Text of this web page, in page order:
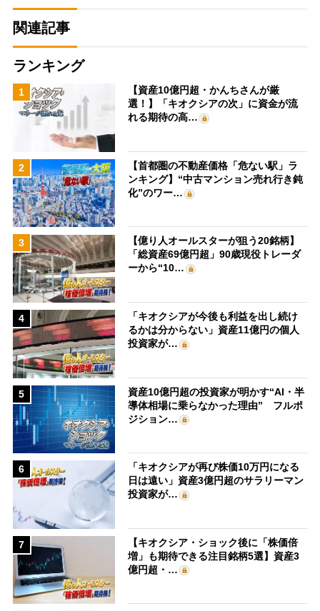
関連記事
ランキング
1
【資産10億円超・かんちさんが厳
選！】「キオクシアの次」に資金が流
れる期待の高…
2
【首都圏の不動産価格「危ない駅」ラ
ンキング】“中古マンション売れ行き鈍
化”のワー…
3
【億り人オールスターが狙う20銘柄】
「総資産69億円超」90歳現役トレーダ
ーから“10…
4
「キオクシアが今後も利益を出し続け
るかは分からない」資産11億円の個人
投資家が…
5
資産10億円超の投資家が明かす“AI・半
導体相場に乗らなかった理由” フルポ
ジション…
6
「キオクシアが再び株価10万円になる
日は遠い」資産3億円超のサラリーマン
投資家が…
7
【キオクシア・ショック後に「株価倍
増」も期待できる注目銘柄5選】資産3
億円超・…